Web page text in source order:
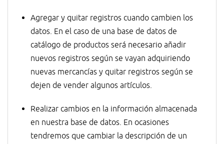
Agregar y quitar registros cuando cambien los
datos. En el caso de una base de datos de
catálogo de productos será necesario añadir
nuevos registros según se vayan adquiriendo
nuevas mercancías y quitar registros según se
dejen de vender algunos artículos.
Realizar cambios en la información almacenada
en nuestra base de datos. En ocasiones
tendremos que cambiar la descripción de un